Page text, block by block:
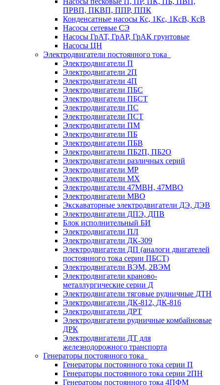
ПРВП, ПКВП, ППР, ППК
Конденсатные насосы Кс, 1Кс, 1КсВ, КсВ
Насосы сетевые СЭ
Насосы ГрАТ, ГрАР, ГрАК грунтовые
Насосы ЦН
Электродвигатели постоянного тока
Электродвигатели П
Электродвигатели 2П
Электродвигатели 4П
Электродвигатели ПБС
Электродвигатели ПБСТ
Электродвигатели ПС
Электродвигатели ПСТ
Электродвигатели ПМ
Электродвигатели ПБ
Электродвигатели ПБВ
Электродвигатели ПБ2П, ПБ2О
Электродвигатели различных серий
Электродвигатели МР
Электродвигатели MX
Электродвигатели 47MBH, 47МВО
Электродвигатели MBO
Экскаваторные электродвигатели ДЭ, ДЭВ
Электродвигатели ДПЭ, ДПВ
Блок исполнительный БИ
Электродвигатели ПЛ
Электродвигатели ДК-309
Электродвигатели ДП (аналоги двигателей
постоянного тока серии ПБСТ)
Электродвигатели ВЭМ, 2ВЭМ
Электродвигатели краново-
металлургические серии Д
Электродвигатели тяговые рудничные ДТН
Электродвигатели ДК-812, ДК-816
Электродвигатели ДРТ
Электродвигатели рудничные комбайновые
ДРК
Электродвигатели ДТ для
железнодорожного транспорта
Генераторы постоянного тока
Генераторы постоянного тока серии П
Генераторы постоянного тока серии 2ПН
Генераторы постоянного тока 4ПФМ